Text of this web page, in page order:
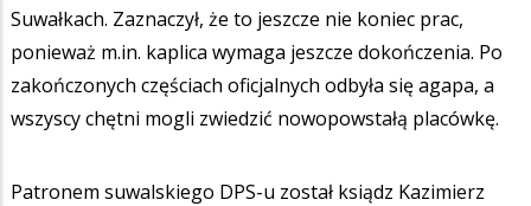
Suwałkach. Zaznaczył, że to jeszcze nie koniec prac,
ponieważ m.in. kaplica wymaga jeszcze dokończenia. Po
zakończonych częściach oficjalnych odbyła się agapa, a
wszyscy chętni mogli zwiedzić nowopowstałą placówkę.
Patronem suwalskiego DPS-u został ksiądz Kazimierz